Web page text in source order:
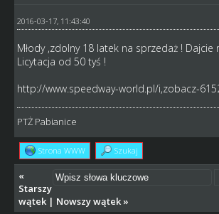
2016-03-17, 11:43:40
Młody ,zdolny 18 latek na sprzedaż ! Dajcie
Licytacja od 50 tyś !
http://www.speedway-world.pl/i,zobacz-
PTŻ Pabianice
Strona WWW Szukaj
«
Starszy
wątek| Nowszy wątek»